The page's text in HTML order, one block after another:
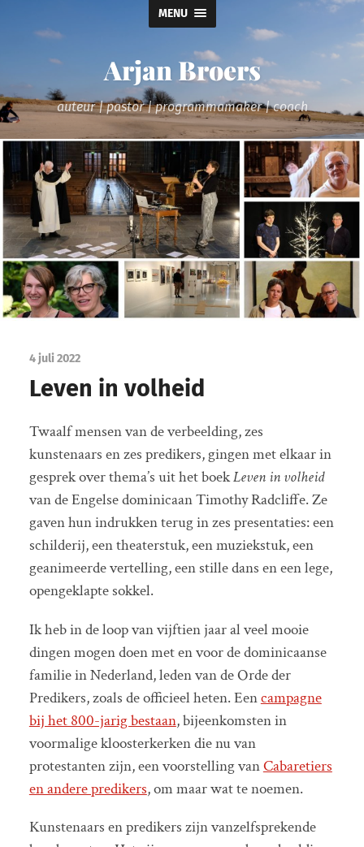
MENU
Arjan Broers
auteur | pastor | programmamaker | coach
4 juli 2022
Leven in volheid
Twaalf mensen van de verbeelding, zes
kunstenaars en zes predikers, gingen met elkaar in
gesprek over thema’s uit het boekLeven in volheid
van de Engelse dominicaan Timothy Radcliffe. Ze
gaven hun indrukken terug in zes presentaties: een
schilderij, een theaterstuk, een muziekstuk, een
geanimeerde vertelling, een stille dans en een lege,
opengeklapte sokkel.
Ik heb in de loop van vijftien jaar al veel mooie
dingen mogen doen met en voor de dominicaanse
familie in Nederland, leden van de Orde der
Predikers, zoals de officieel heten. Eencampagne
bij het 800-jarig bestaan, bijeenkomsten in
voormalige kloosterkerken die nu van
protestanten zijn, een voorstelling vanCabaretiers
en andere predikers, om maar wat te noemen.
Kunstenaars en predikers zijn vanzelfsprekende